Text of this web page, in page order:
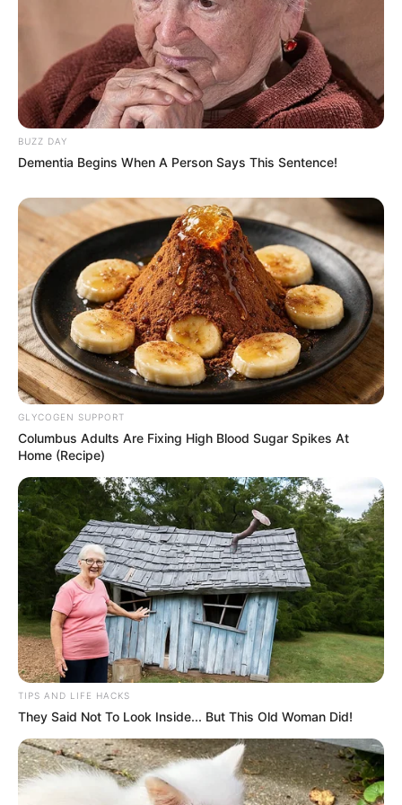
Ariel baik secara pribadi ataupun bersama dengan
bandnya
Noahmasih aktif didunia industri hiburan Tanah Air.
Baca juga:Biodata, Profil, dan Fakta Dinda Kirana
BUZZ DAY
Dementia Begins When A Person Says This Sentence!
GLYCOGEN SUPPORT
Columbus Adults Are Fixing High Blood Sugar Spikes At
Home (Recipe)
TIPS AND LIFE HACKS
They Said Not To Look Inside... But This Old Woman Did!